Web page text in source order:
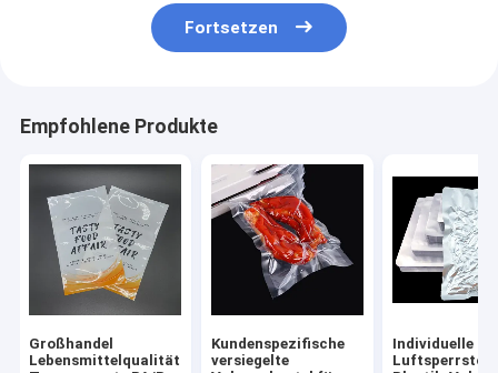
Fortsetzen
Empfohlene Produkte
Großhandel
Lebensmittelqualität
Kundenspezifische
versiegelte
Individuelle